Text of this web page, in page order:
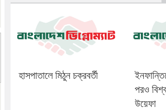
হাসপাতালে মিঠুন চক্রবর্তী
পরও
উয়েফা